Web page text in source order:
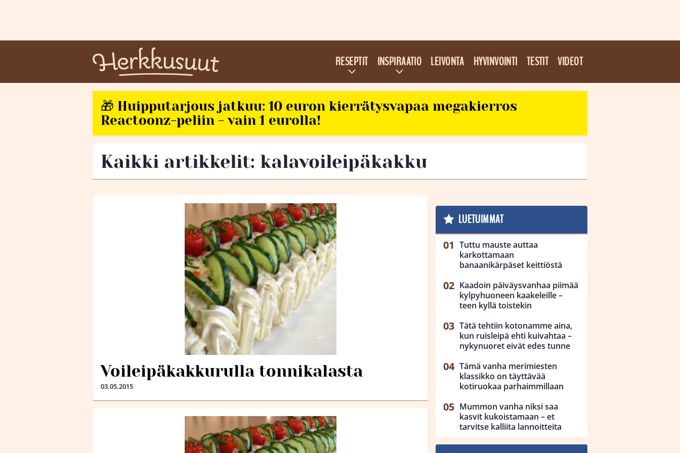
RESEPTIT INSPIRAATIO LEIVONTA HYVINVOINTI TESTIT VIDEOT
🎁 Huipputarjous jatkuu: 10 euron kierrätysvapaa megakierros
Reactoonz-peliin - vain 1 eurolla!
Kaikki artikkelit: kalavoileipäkakku
Voileipäkakkurulla tonnikalasta
03.05.2015
LUETUIMMAT
Tuttu mauste auttaa
karkottamaan
banaanikärpäset keittiöstä
Kaadoin päiväysvanhaa piimää
kylpyhuoneen kaakeleille –
teen kyllä toistekin
Tätä tehtiin kotonamme aina,
kun ruisleipä ehti kuivahtaa –
nykynuoret eivät edes tunne
Tämä vanha merimiesten
klassikko on täyttävää
kotiruokaa parhaimmillaan
Mummon vanha niksi saa
kasvit kukoistamaan – et
tarvitse kalliita lannoitteita